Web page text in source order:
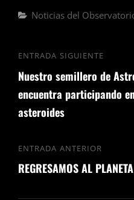
Noticias del
ENTRADA ANTERIOR
REGRESAMOS AL
ENTRADA SIGUIENTE
Nuestro semillero de
encuentra participando
asteroides